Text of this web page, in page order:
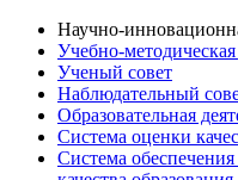
Научно-
Учебно-методическая
Ученый совет
Наблюдательный
Образовательная
Система оценки
Система